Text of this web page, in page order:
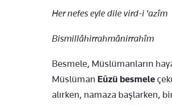
Her nefes eyle dile vird-i 'azîm
Bismillâhirrahmânirrahîm
Besmele, Müslümanların
Müslüman Eûzü besmele
alırken, namaza başlarken,